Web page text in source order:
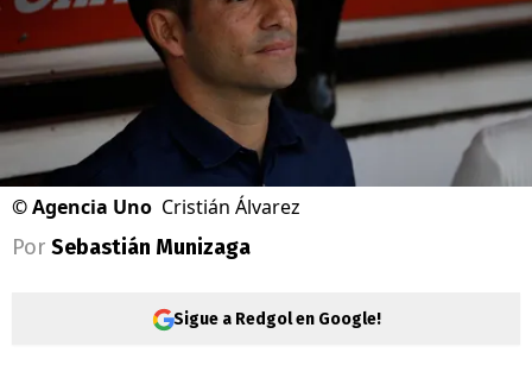
©Agencia Uno Cristián Álvarez
Por Sebastián Munizaga
Sigue a Redgol en Google!